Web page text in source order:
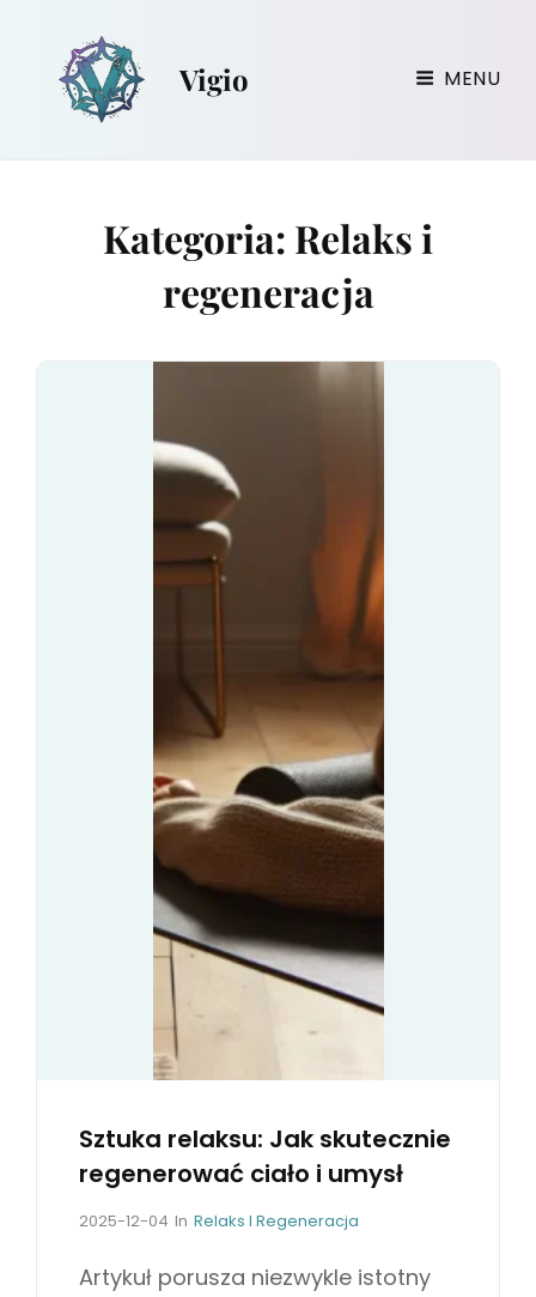
Vigio MENU
Kategoria: Relaks i
regeneracja
Sztuka relaksu: Jak skutecznie
regenerować ciało i umysł
P
s
2025-12-04 In C
T
Relaks I Regeneracja
Artykuł porusza niezwykle istotny